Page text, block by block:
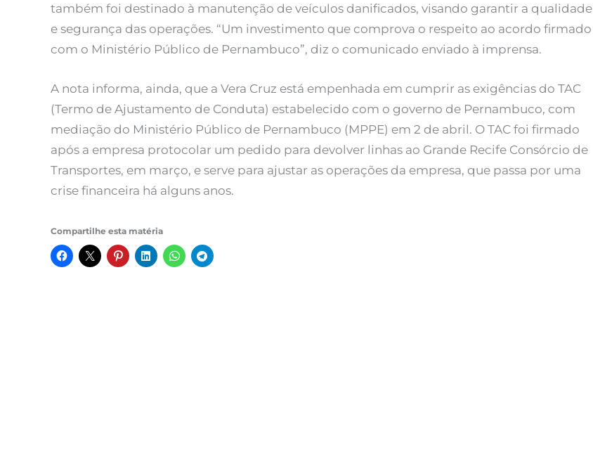
também foi destinado à manutenção de veículos danificados, visando garantir a qualidade
e segurança das operações. “Um investimento que comprova o respeito ao acordo firmado
com o Ministério Público de Pernambuco”, diz o comunicado enviado à imprensa.
A nota informa, ainda, que a Vera Cruz está empenhada em cumprir as exigências do TAC
(Termo de Ajustamento de Conduta) estabelecido com o governo de Pernambuco, com
mediação do Ministério Público de Pernambuco (MPPE) em 2 de abril. O TAC foi firmado
após a empresa protocolar um pedido para devolver linhas ao Grande Recife Consórcio de
Transportes, em março, e serve para ajustar as operações da empresa, que passa por uma
crise financeira há alguns anos.
Compartilhe esta matéria